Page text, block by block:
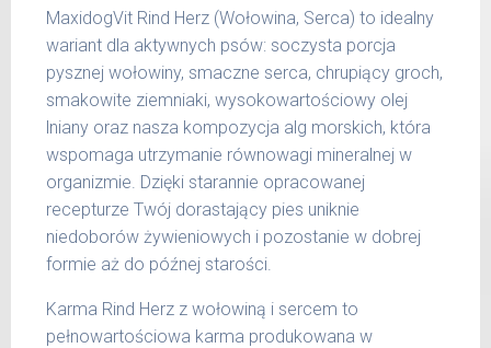
Podane liczby są wartościami orientacyjnymi.
Indywidualne potrzeby zależne są od rasy,
aktywności, warunków hodowli oraz innych
czynników.
Waga netto/Nr art.: 200 g/1002 | 400
g/1018 | 800 g/1026
MaxidogVit Rind Herz (Wołowina, Serca) to idealny
wariant dla aktywnych psów: soczysta porcja
pysznej wołowiny, smaczne serca, chrupiący groch,
smakowite ziemniaki, wysokowartościowy olej
lniany oraz nasza kompozycja alg morskich, która
wspomaga utrzymanie równowagi mineralnej w
organizmie. Dzięki starannie opracowanej
recepturze Twój dorastający pies uniknie
niedoborów żywieniowych i pozostanie w dobrej
formie aż do późnej starości.
Karma Rind Herz z wołowiną i sercem to
pełnowartościowa karma produkowana w